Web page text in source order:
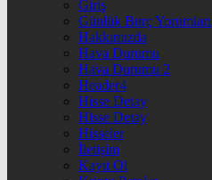
Giriş
Günlük Burç Yorumları
Hakkımızda
Hava Durumu
Hava Durumu 2
Header4
Hisse Detay
Hisse Detay
Hisseler
İletişim
Kayıt Ol